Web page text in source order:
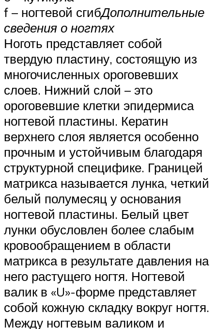
f – ногтевой сгибДополнительные
сведения о ногтях
Ноготь представляет собой
твердую пластину, состоящую из
многочисленных ороговевших
слоев. Нижний слой – это
ороговевшие клетки эпидермиса
ногтевой пластины. Кератин
верхнего слоя является особенно
прочным и устойчивым благодаря
структурной специфике. Границей
матрикса называется лунка, четкий
белый полумесяц у основания
ногтевой пластины. Белый цвет
лунки обусловлен более слабым
кровообращением в области
матрикса в результате давления на
него растущего ногтя. Ногтевой
валик в «U»-форме представляет
собой кожную складку вокруг ногтя.
Между ногтевым валиком и